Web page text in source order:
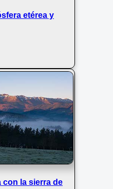
etérea y
con la sierra de